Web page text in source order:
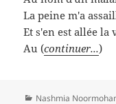
La peine m'a
Et s'en est allée la
Au (continuer...)
Catégories
Nashmia